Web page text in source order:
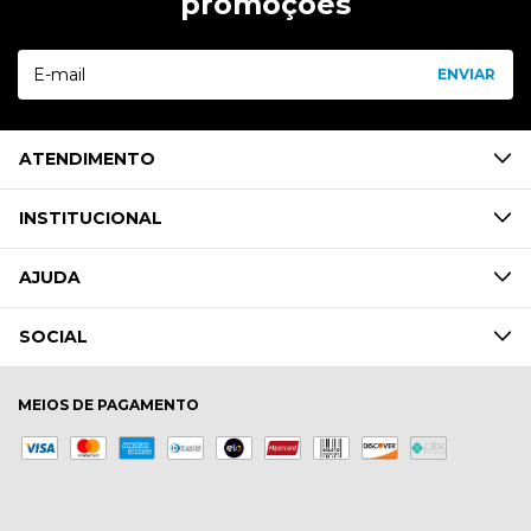
ATENDIMENTO
INSTITUCIONAL
AJUDA
SOCIAL
MEIOS DE PAGAMENTO